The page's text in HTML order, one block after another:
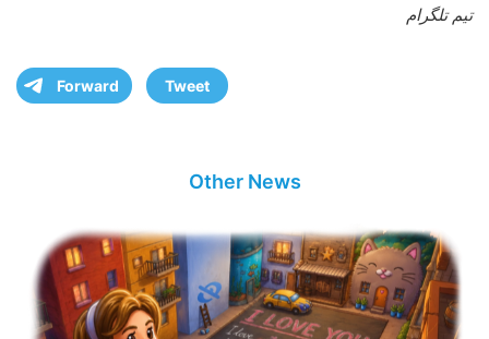
تیم تلگرام
Forward Tweet
Other News